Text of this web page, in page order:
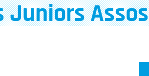
Juniors Assos